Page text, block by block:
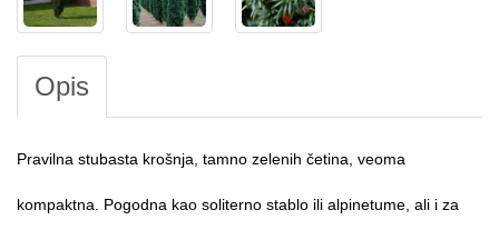
Opis
Pravilna stubasta krošnja, tamno zelenih četina, veoma
kompaktna. Pogodna kao soliterno stablo ili alpinetume, ali i za